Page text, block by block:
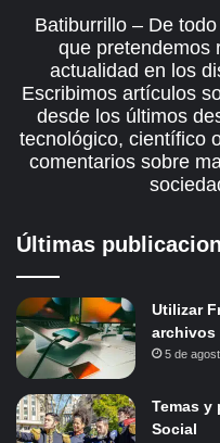
Batiburrillo – De
que pretendemos
actualidad en los
Escribimos artículos
desde los últimos
tecnológico, científico
comentarios sobre
Últimas
Utilizar
archivos
5 de
Temas y
Social